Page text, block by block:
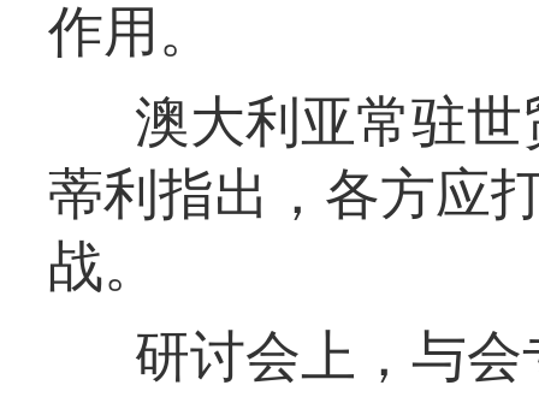
作用。
澳大利亚常驻
蒂利指出，各方应
战。
研讨会上，与